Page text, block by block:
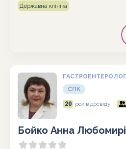
Державна клініка
ГАСТРОЕНТЕРОЛОГ
СПК
20 років досвіду
Бойко Анна